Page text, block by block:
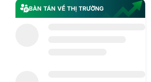
BÀN TÁN VỀ THỊ TRƯỜNG